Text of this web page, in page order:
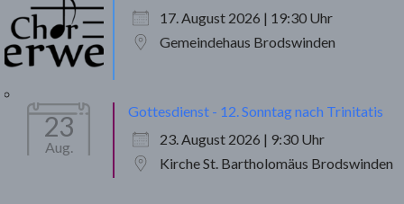
17. August 2026 | 19:30 Uhr
Gemeindehaus Brodswinden
23
Aug.
Gottesdienst - 12. Sonntag nach Trinitatis
23. August 2026 | 9:30 Uhr
Kirche St. Bartholomäus Brodswinden